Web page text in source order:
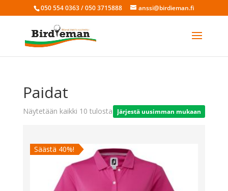
050 554 0363 / 050 3715888 anssi@birdieman.fi
Paidat
Näytetään kaikki 10 tulostaSorted
Säästä 40%!